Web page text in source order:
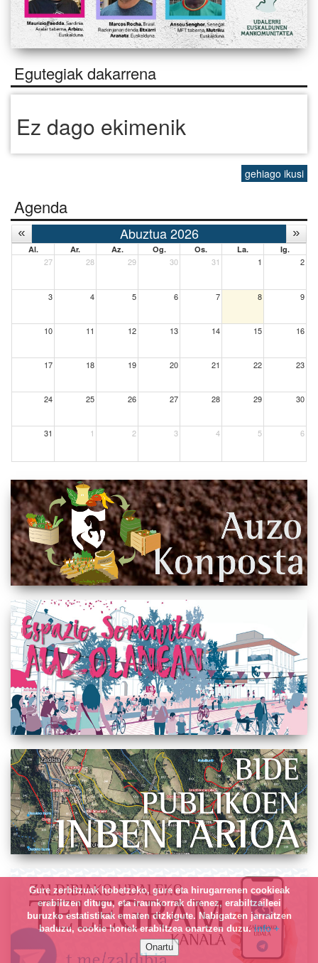
Egutegiak dakarrena
Ez dago ekimenik
gehiago ikusi
Agenda
Abuztua 2026
Al. Ar. Az. Og. Os. La. Ig.
27 28 29 30 31 1 2
3 4 5 6 7 8 9
10 11 12 13 14 15 16
17 18 19 20 21 22 23
24 25 26 27 28 29 30
31 1 2 3 4 5 6
Gure zerbitzuak hobetzeko, gure eta hirugarrenen cookieak
erabiltzen ditugu, eta iraunkorrak direnez, erabiltzaileei
buruzko estatistikak ematen dizkigute. Nabigatzen jarraitzen
baduzu, cookie horiek erabiltzea onartzen duzu.info +